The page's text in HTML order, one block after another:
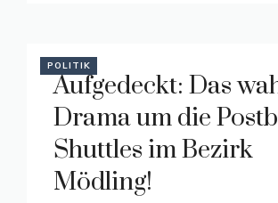
POLITIK
Aufgedeckt: Das
Drama um die
Shuttles im Bezirk
Mödling!